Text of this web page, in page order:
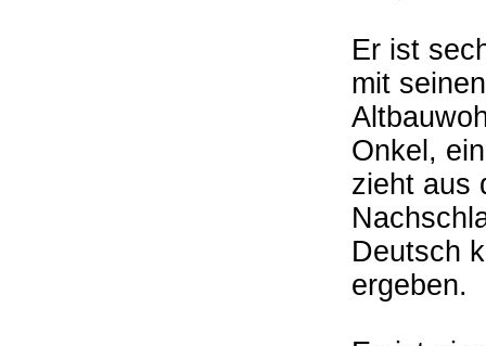
Er ist
mit
Onkel,
zieht aus
Deutsch
ergeben.